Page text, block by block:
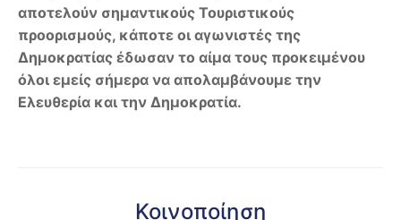
αποτελούν σημαντικούς Τουριστικούς
προορισμούς, κάποτε οι αγωνιστές της
Δημοκρατίας έδωσαν το αίμα τους προκειμένου
όλοι εμείς σήμερα να απολαμβάνουμε την
Ελευθερία και την Δημοκρατία.
Κοινοποίηση